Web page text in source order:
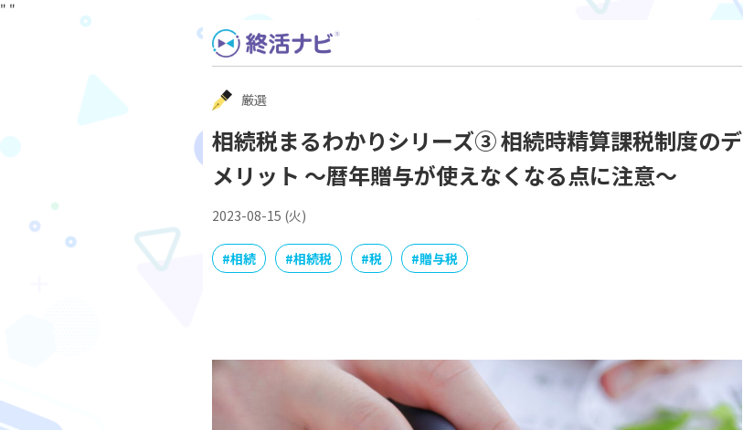
" "
Skip
to
content
厳選
相続税まるわかりシリーズ③ 相続時精算課税制度のデ
メリット 〜暦年贈与が使えなくなる点に注意〜
2023-08-15 (火)
#相続 #相続税 #税 #贈与税